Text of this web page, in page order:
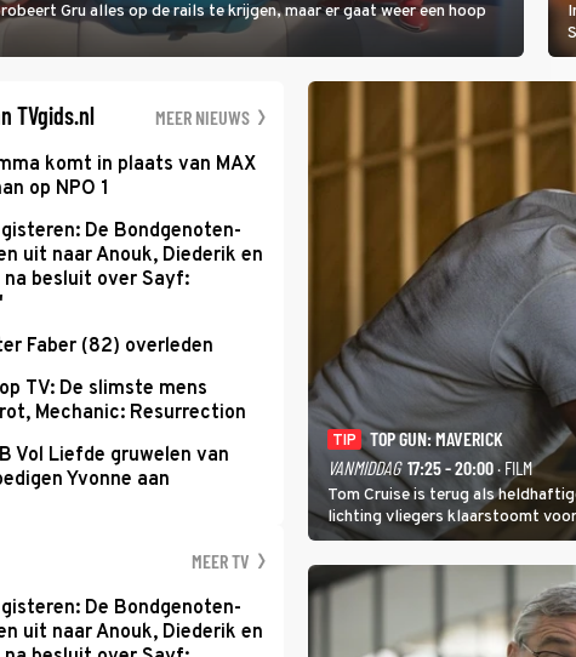
Gru alles op de rails te krijgen, maar er gaat weer een hoop
TVgids.nl MEER NIEUWS
komt in plaats van MAX
op NPO 1
De Bondgenoten-
uit naar Anouk, Diederik en
na besluit over Sayf:
Faber (82) overleden
TV: De slimste mens
Mechanic: Resurrection
Vol Liefde gruwelen van
Yvonne aan
MEER TV
De Bondgenoten-
uit naar Anouk, Diederik en
TIP
TOP GUN: MAVERICK
VANMIDDAG 17:25 - 20:00· FILM
Tom Cruise is terug als
lichting vliegers klaarstoomt